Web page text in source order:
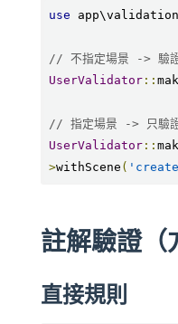
use
// 不指定場景 -> 驗證
UserValidator::
// 指定場景 -> 只驗證
UserValidator::
>withScene (
註解驗證（
直接規則